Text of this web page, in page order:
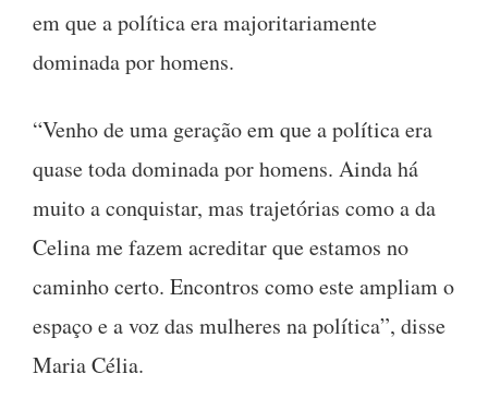
em que a política era majoritariamente
dominada por homens.
“Venho de uma geração em que a política era
quase toda dominada por homens. Ainda há
muito a conquistar, mas trajetórias como a da
Celina me fazem acreditar que estamos no
caminho certo. Encontros como este ampliam o
espaço e a voz das mulheres na política”, disse
Maria Célia.